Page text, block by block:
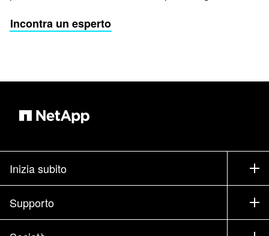
Incontra un esperto
Inizia subito
Come acquistare
Contatta il commerciale
Supporto
Supporto